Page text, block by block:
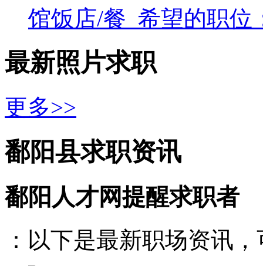
馆饭店/餐 希望的职位
最新照片求职
更多>>
鄱阳县求职资讯
鄱阳人才网提醒求职者
：以下是最新职场资讯